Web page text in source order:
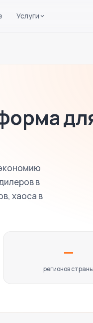
Услуги
в
хаоса в
—
регионов страны